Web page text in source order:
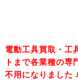
電動工具買取・工
トまで各業種の専
不用になりました